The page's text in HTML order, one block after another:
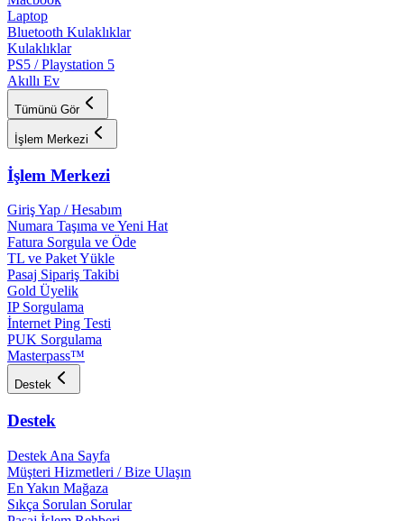
Laptop
Bluetooth Kulaklıklar
Kulaklıklar
PS5 / Playstation 5
Akıllı Ev
Tümünü Gör
İşlem Merkezi
İşlem Merkezi
Giriş Yap / Hesabım
Numara Taşıma ve Yeni Hat
Fatura Sorgula ve Öde
TL ve Paket Yükle
Pasaj Sipariş Takibi
Gold Üyelik
IP Sorgulama
İnternet Ping Testi
PUK Sorgulama
Masterpass™
Destek
Destek
Destek Ana Sayfa
Müşteri Hizmetleri / Bize Ulaşın
En Yakın Mağaza
Sıkça Sorulan Sorular